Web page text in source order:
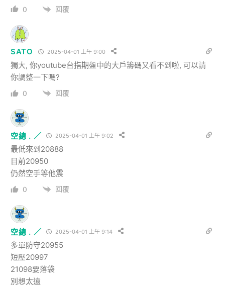
0 回覆
SATO 2025-04-01 上午 9:00
獨大, 你youtube台指期盤中的大戶籌碼又看不到啦, 可以請
你調整一下嗎?
0 回覆
空總 . ／ 2025-04-01 上午 9:02
最低來到20888
目前20950
仍然空手等他震
0 回覆
空總 . ／ 2025-04-01 上午 9:14
多單防守20955
短壓20997
21098要落袋
別想太遠